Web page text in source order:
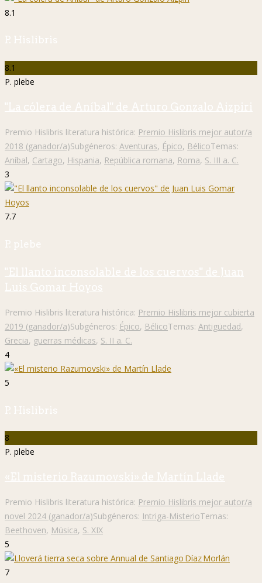
8.1
P. Hislibris
8.1
P. plebe
"La cólera de Aníbal" de Arturo Gonzalo Aizpiri
Premio Hislibris literatura histórica: Premio Hislibris mejor autor/a
2018 (ganador/a)Subgéneros: Aventuras, Épico, BélicoTemas:
Aníbal, Cartago, Hispania, República romana, Roma, S. III a. C.
3
7.7
P. plebe
"El llanto inconsolable de los cuervos" de Juan
Luis Gomar Hoyos
Premio Hislibris literatura histórica: Premio Hislibris mejor cubierta
2019 (ganador/a)Subgéneros: Épico, BélicoTemas: Antigüedad,
Grecia, guerras médicas, S. II a. C.
4
5
P. Hislibris
8
P. plebe
«El misterio Razumovski» de Martín Llade
Premio Hislibris literatura histórica: Premio Hislibris mejor autor/a
novel 2024 (ganador/a)Subgéneros: Intriga-MisterioTemas:
Beethoven, Música, S. XIX
5
7